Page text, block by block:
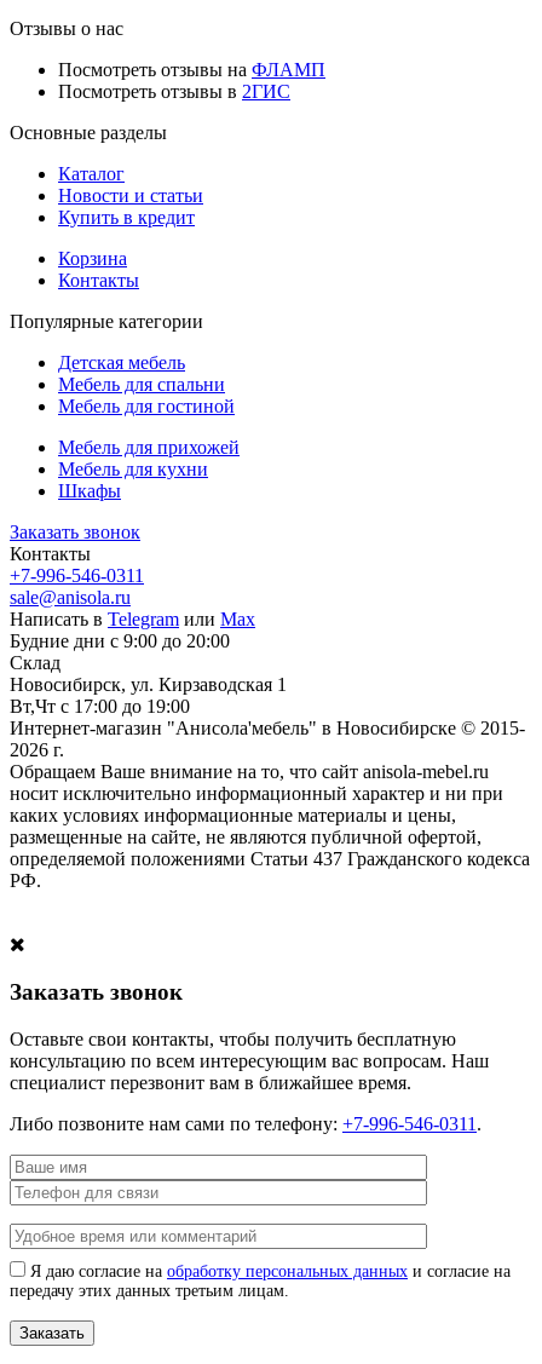
Отзывы о нас
Посмотреть отзывы на ФЛАМП
Посмотреть отзывы в 2ГИС
Основные разделы
Каталог
Новости и статьи
Купить в кредит
Корзина
Контакты
Популярные категории
Детская мебель
Мебель для спальни
Мебель для гостиной
Мебель для прихожей
Мебель для кухни
Шкафы
Заказать звонок
Контакты
+7-996-546-0311
sale@anisola.ru
Написать в Telegram или Max
Будние дни с 9:00 до 20:00
Склад
Новосибирск, ул. Кирзаводская 1
Вт,Чт с 17:00 до 19:00
Интернет-магазин "Анисола'мебель" в Новосибирске © 2015-
2026 г.
Обращаем Ваше внимание на то, что сайт anisola-mebel.ru
носит исключительно информационный характер и ни при
каких условиях информационные материалы и цены,
размещенные на сайте, не являются публичной офертой,
определяемой положениями Статьи 437 Гражданского кодекса
РФ.
Заказать звонок
Оставьте свои контакты, чтобы получить бесплатную
консультацию по всем интересующим вас вопросам. Наш
специалист перезвонит вам в ближайшее время.
Либо позвоните нам сами по телефону: +7-996-546-0311 .
Я даю согласие на обработку персональных данных и согласие на
передачу этих данных третьим лицам.